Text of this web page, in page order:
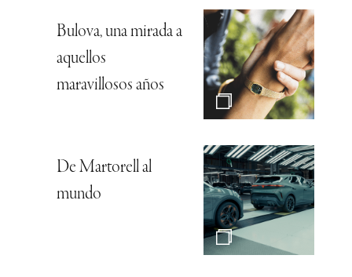
Bulova, una mirada a
aquellos
maravillosos años
De Martorell al
mundo